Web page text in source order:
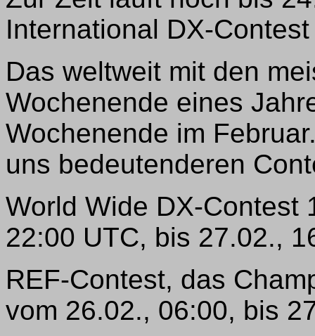
International DX-
Das weltweit mit den
Wochenende eines
Wochenende im
uns bedeutenderen
World Wide DX-Contest
22:00 UTC, bis 27.02.,
REF-Contest, das
vom 26.02., 06:00, bis